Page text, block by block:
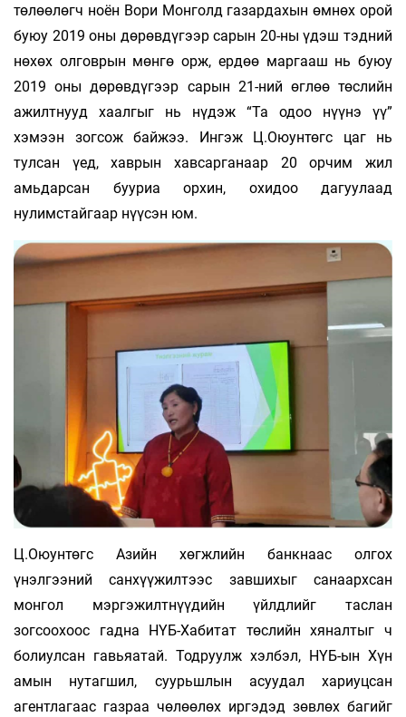
төлөөлөгч ноён Вори Монголд газардахын өмнөх орой
буюу 2019 оны дөрөвдүгээр сарын 20-ны үдэш тэдний
нөхөх олговрын мөнгө орж, ердөө маргааш нь буюу
2019 оны дөрөвдүгээр сарын 21-ний өглөө төслийн
ажилтнууд хаалгыг нь нүдэж “Та одоо нүүнэ үү”
хэмээн зогсож байжээ. Ингэж Ц.Оюунтөгс цаг нь
тулсан үед, хаврын хавсарганаар 20 орчим жил
амьдарсан бууриа орхин, охидоо дагуулаад
нулимстайгаар нүүсэн юм.
Ц.Оюунтөгс Азийн хөгжлийн банкнаас олгох
үнэлгээний санхүүжилтээс завшихыг санаархсан
монгол мэргэжилтнүүдийн үйлдлийг таслан
зогсоохоос гадна НҮБ-Хабитат төслийн хяналтыг ч
болиулсан гавьяатай. Тодруулж хэлбэл, НҮБ-ын Хүн
амын нутагшил, суурьшлын асуудал хариуцсан
агентлагаас газраа чөлөөлөх иргэдэд зөвлөх багийг